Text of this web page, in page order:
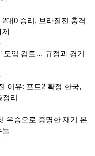
대0 승리, 브라질전 충격
제
도입 검토… 규정과 경기
이유: 포트2 확정 한국,
정리
우승으로 증명한 재기 본
들